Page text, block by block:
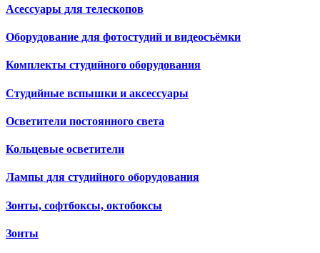
Асессуары для телескопов
Оборудование для фотостудий и видеосъёмки
Комплекты студийного оборудования
Студийные вспышки и аксессуары
Осветители постоянного света
Кольцевые осветители
Лампы для студийного оборудования
Зонты, софтбоксы, октобоксы
Зонты